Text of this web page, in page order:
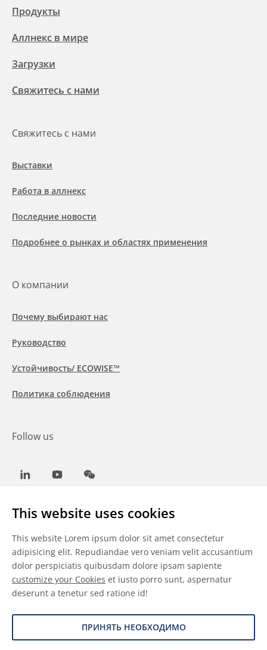
This website uses cookies
This website Lorem ipsum dolor sit amet consectetur
adipisicing elit. Repudiandae vero veniam velit accusantium
dolor perspiciatis quibusdam dolore ipsam sapiente
customize your Cookies et iusto porro sunt, aspernatur
deserunt a tenetur sed ratione id!
ПРИНЯТЬ НЕОБХОДИМО
Продукты
Аллнекс в мире
Загрузки
Свяжитесь с нами
Свяжитесь с нами
Выставки
Работа в аллнекс
Последние новости
Подробнее о рынках и областях применения
О компании
Почему выбирают нас
Руководство
Устойчивость/ ECOWISE™
Политика соблюдения
Follow us
LinkedInYoutubeWeChat
Общие условия
Отказ от ответственности
Сведения о файлах cookie
Защита данных